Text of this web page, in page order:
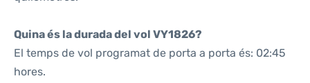
Quina és la durada del vol VY1826?
El temps de vol programat de porta a porta és: 02:45
hores.